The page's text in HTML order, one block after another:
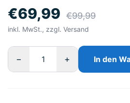
€69,99 €99,99
inkl. MwSt., zzgl. Versand
− + In den